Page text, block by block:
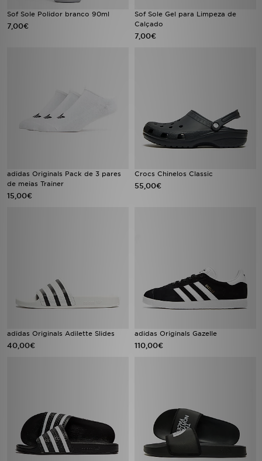
Sof Sole Polidor branco 90ml
7,00€
Sof Sole Gel para Limpeza de
Calçado
7,00€
adidas Originals Pack de 3 pares
de meias Trainer
15,00€
Crocs Chinelos Classic
55,00€
adidas Originals Adilette Slides
40,00€
adidas Originals Gazelle
110,00€